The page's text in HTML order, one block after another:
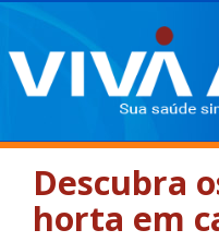
Descubra
horta em